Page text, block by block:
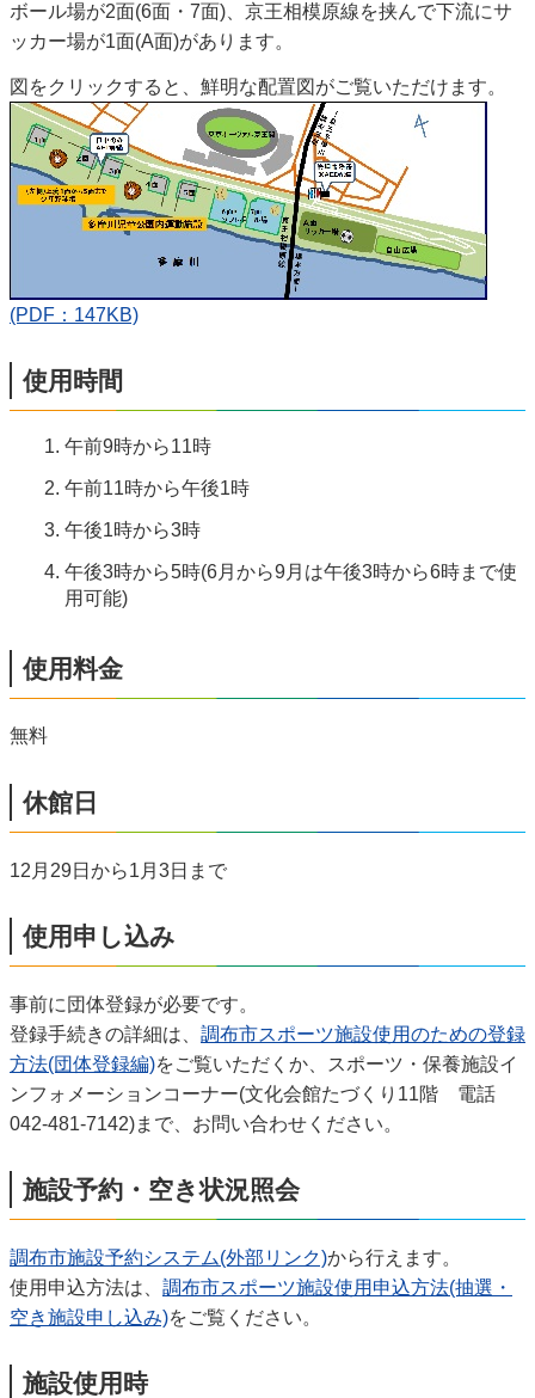
ボール場が2面(6面・7面)、京王相模原線を挟んで下流にサ
ッカー場が1面(A面)があります。
図をクリックすると、鮮明な配置図がご覧いただけます。
(PDF：147KB)
使用時間
午前9時から11時
午前11時から午後1時
午後1時から3時
午後3時から5時(6月から9月は午後3時から6時まで使
用可能)
使用料金
無料
休館日
12月29日から1月3日まで
使用申し込み
事前に団体登録が必要です。
登録手続きの詳細は、 調布市スポーツ施設使用のための登録
方法(団体登録編)をご覧いただくか、スポーツ・保養施設イ
ンフォメーションコーナー(文化会館たづくり11階 電話
042-481-7142)まで、お問い合わせください。
施設予約・空き状況照会
調布市施設予約システム(外部リンク)から行えます。
使用申込方法は、 調布市スポーツ施設使用申込方法(抽選・
空き施設申し込み)をご覧ください。
施設使用時